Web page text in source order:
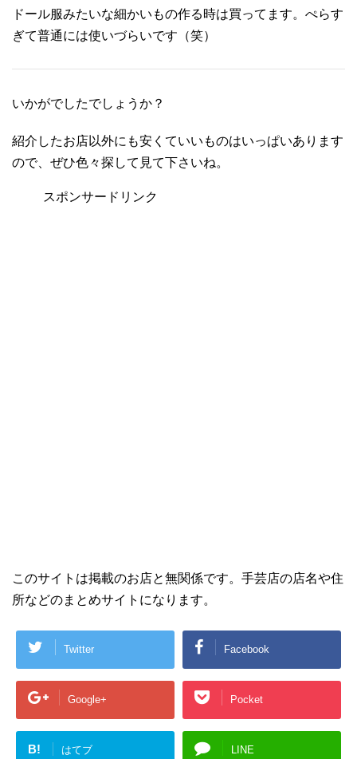
ドール服みたいな細かいもの作る時は買ってます。ぺらす
ぎて普通には使いづらいです（笑）
いかがでしたでしょうか？
紹介したお店以外にも安くていいものはいっぱいあります
ので、ぜひ色々探して見て下さいね。
スポンサードリンク
このサイトは掲載のお店と無関係です。手芸店の店名や住
所などのまとめサイトになります。
Twitter Facebook
Google+ Pocket
B! はてブ LINE